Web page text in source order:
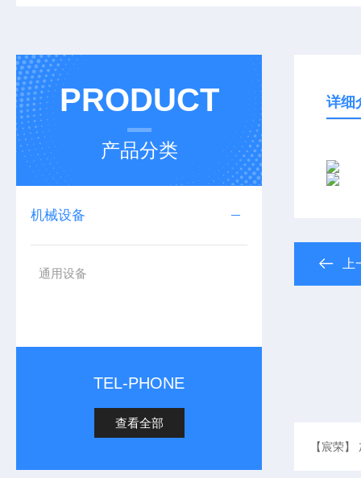
PRODUCT
产品分类
机械设备
通用设备
TEL-PHONE
查看全部
详细